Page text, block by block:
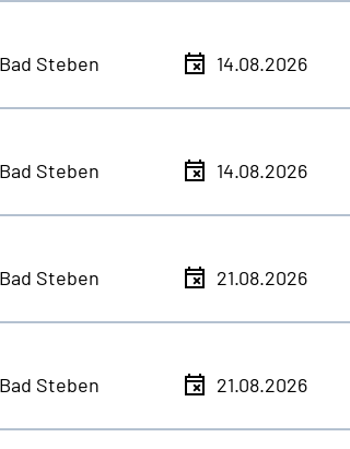
Bad Steben 14.08.2026
Bad Steben 14.08.2026
Bad Steben 21.08.2026
Bad Steben 21.08.2026